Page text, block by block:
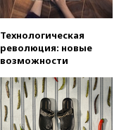
Технологическая
революция: новые
возможности